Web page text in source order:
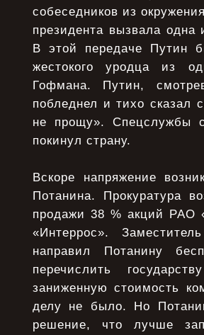
собеседников из
президента вызвала
В этой передаче Путин
жестокого уродца из
Гофмана. Путин,
побледнел и тихо сказал
не прощу». Спецслужбы
покинул страну.
Вскоре напряжение
Потанина. Прокуратура
продажи 38 % акций РАО
«Интеррос».
направил Потанину
перечислить
заниженную стоимость
делу не было. Но
решение, что лучше